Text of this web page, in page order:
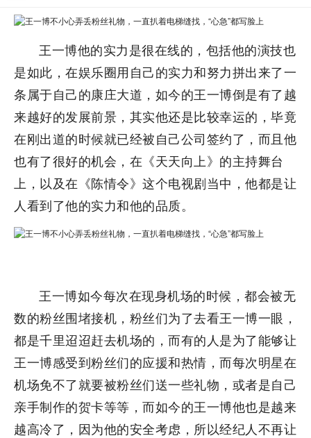
王一博他的实力是很在线的，包括他的演技也
是如此，在娱乐圈用自己的实力和努力拼出来了一
条属于自己的康庄大道，如今的王一博倒是有了越
来越好的发展前景，其实他还是比较幸运的，毕竟
在刚出道的时候就已经被自己公司签约了，而且他
也有了很好的机会，在《天天向上》的主持舞台
上，以及在《陈情令》这个电视剧当中，他都是让
人看到了他的实力和他的品质。
王一博如今每次在现身机场的时候，都会被无
数的粉丝围堵接机，粉丝们为了去看王一博一眼，
都是千里迢迢赶去机场的，而有的人是为了能够让
王一博感受到粉丝们的应援和热情，而每次明星在
机场免不了就要被粉丝们送一些礼物，或者是自己
亲手制作的贺卡等等，而如今的王一博他也是越来
越高冷了，因为他的安全考虑，所以经纪人不再让